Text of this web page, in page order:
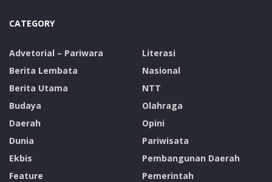
CATEGORY
Advetorial – Pariwara
Berita Lembata
Berita Utama
Budaya
Daerah
Dunia
Ekbis
Feature
Literasi
Nasional
NTT
Olahraga
Opini
Pariwisata
Pembangunan Daerah
Pemerintah